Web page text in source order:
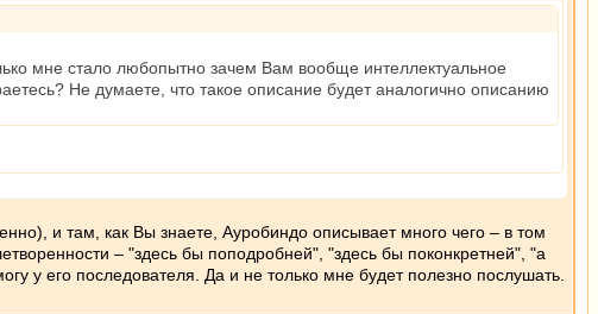
мне стало любопытно зачем Вам вообще интеллектуальное
Не думаете, что такое описание будет аналогично описанию
и там, как Вы знаете, Ауробиндо описывает много чего – в том
– "здесь бы поподробней", "здесь бы поконкретней", "а
у его последователя. Да и не только мне будет полезно послушать.